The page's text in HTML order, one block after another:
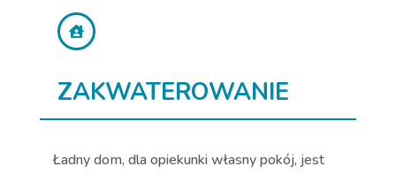
ZAKWATEROWANIE
Ładny dom, dla opiekunki własny pokój, jest